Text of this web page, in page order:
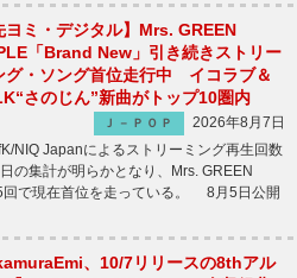
ヨミ・デジタル】Mrs. GREEN
「Brand New」引き続きストリー
グ・ソング首位走行中 イコラブ＆
さのじん”新曲がトップ10圏内
Ｊ－ＰＯＰ
2026年8月7日
NIQ Japanによるストリーミング再生回数
の集計が明らかとなり、Mrs. GREEN
で現在首位を走っている。 8月5日公開
、10/7リリースの8thアル